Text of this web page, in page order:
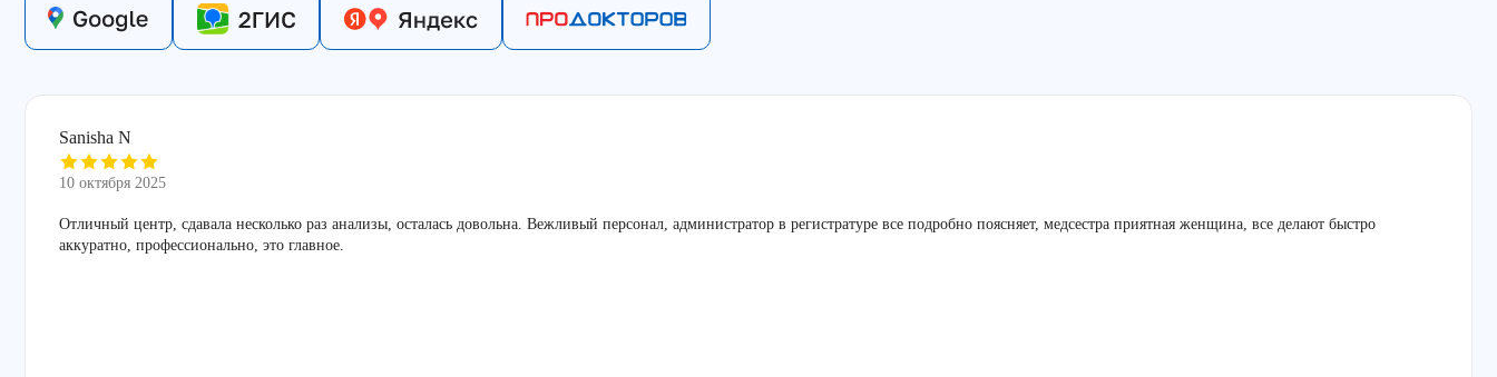
Sanisha N
10 октября 2025
Отличный центр, сдавала несколько раз анализы, осталась довольна. Вежливый персонал, администратор в регистратуре все подробно поясняет, медсестра приятная женщина, все делают быстро
аккуратно, профессионально, это главное.